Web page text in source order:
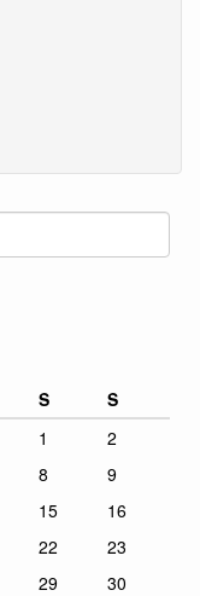
S
S
1
2
8
9
15
16
22
23
29
30